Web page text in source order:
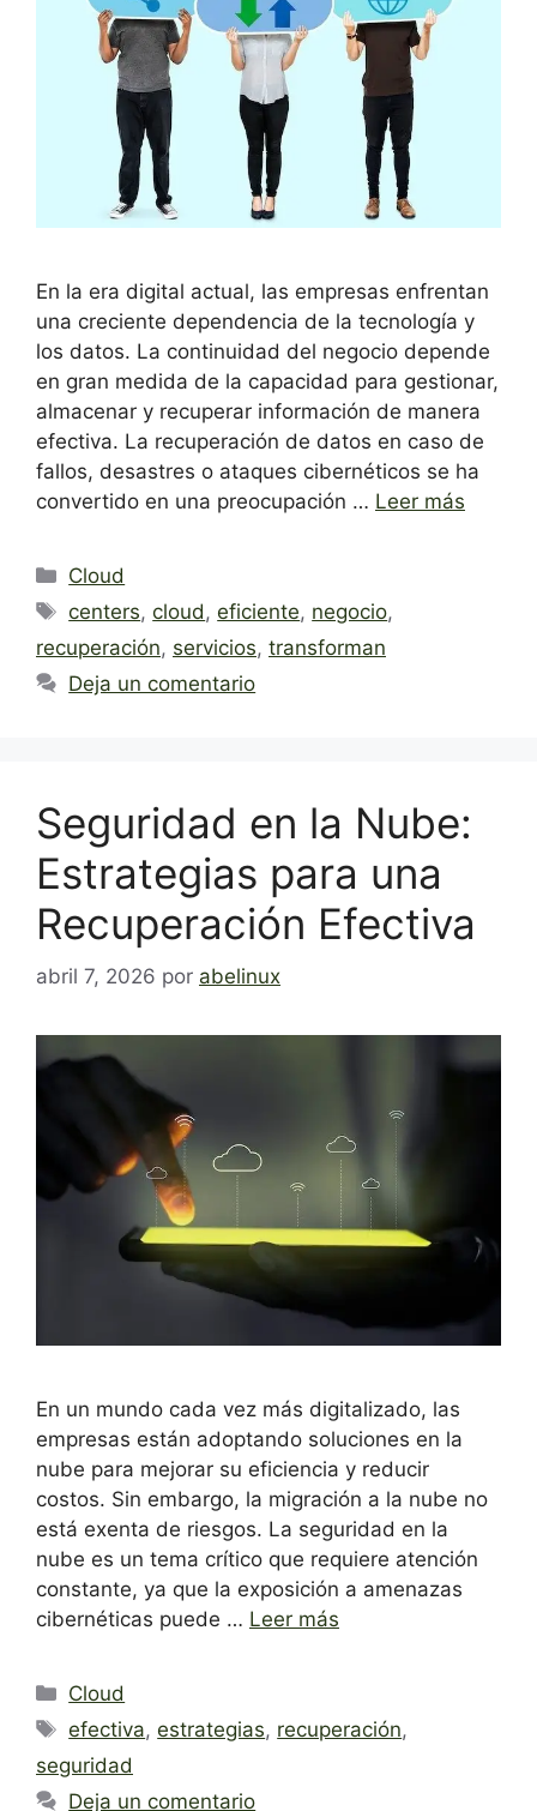
En la era digital actual, las empresas enfrentan
una creciente dependencia de la tecnología y
los datos. La continuidad del negocio depende
en gran medida de la capacidad para gestionar,
almacenar y recuperar información de manera
efectiva. La recuperación de datos en caso de
fallos, desastres o ataques cibernéticos se ha
convertido en una preocupación … Leer más
Categorías
Cloud
Etiquetas
centers,cloud ,eficiente, negocio,
recuperación, servicios, transforman
Deja un comentario
Seguridad en la Nube:
Estrategias para una
Recuperación Efectiva
abril 7, 2026 por abelinux
En un mundo cada vez más digitalizado, las
empresas están adoptando soluciones en la
nube para mejorar su eficiencia y reducir
costos. Sin embargo, la migración a la nube no
está exenta de riesgos. La seguridad en la
nube es un tema crítico que requiere atención
constante, ya que la exposición a amenazas
cibernéticas puede … Leer más
Categorías
Cloud
Etiquetas
efectiva,estrategias, recuperación,
seguridad
Deja un comentario